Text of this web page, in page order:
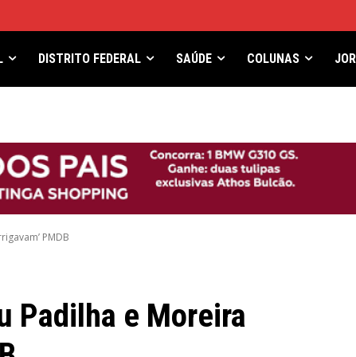
DISTRITO FEDERAL SAÚDE COLUNAS
PMDB
Padilha e Moreira